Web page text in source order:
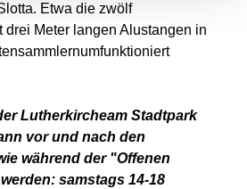
Etwa die zwölf
drei Meter langen Alustangen in
Lutherkircheam Stadtpark
vor und nach den
während der "Offenen
samstags 14-18